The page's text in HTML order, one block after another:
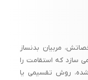
مربیان بدنساز
سازد که استقامت را
روش تقسیمی یا